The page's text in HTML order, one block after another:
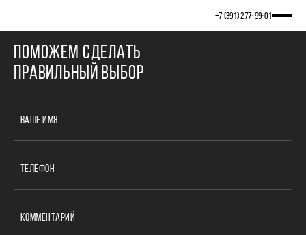
+7 (391) 277‒99‒01
ПОМОЖЕМ СДЕЛАТЬ
ПРАВИЛЬНЫЙ ВЫБОР
ВАШЕ ИМЯ
ТЕЛЕФОН
КОММЕНТАРИЙ